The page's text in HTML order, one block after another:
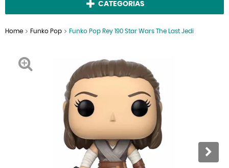
CATEGORIAS
Home Funko Pop Funko Pop Rey 190 Star Wars The Last Jedi